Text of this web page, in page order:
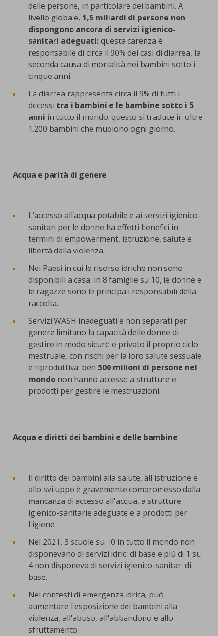
delle persone, in particolare dei bambini. A
livello globale, 1,5 miliardi di persone non
dispongono ancora di servizi igienico-
sanitari adeguati:questa carenza è
responsabile di circa il 90% dei casi di diarrea, la
seconda causa di mortalità nei bambini sotto i
cinque anni.
La diarrea rappresenta circa il 9% di tutti i
decessi tra i bambini e le bambine sotto i 5
anni in tutto il mondo: questo si traduce in oltre
1.200 bambini che muoiono ogni giorno.
Acqua e parità di genere
L’accesso all’acqua potabile e ai servizi igienico-
sanitari per le donne ha effetti benefici in
termini di empowerment, istruzione, salute e
libertà dalla violenza.
Nei Paesi in cui le risorse idriche non sono
disponibili a casa, in 8 famiglie su 10, le donne e
le ragazze sono le principali responsabili della
raccolta.
Servizi WASH inadeguati e non separati per
genere limitano la capacità delle donne di
gestire in modo sicuro e privato il proprio ciclo
mestruale, con rischi per la loro salute sessuale
e riproduttiva: ben 500 milioni di persone nel
mondo non hanno accesso a strutture e
prodotti per gestire le mestruazioni.
Acqua e diritti dei bambini e delle bambine
Il diritto dei bambini alla salute, all'istruzione e
allo sviluppo è gravemente compromesso dalla
mancanza di accesso all'acqua, a strutture
igienico-sanitarie adeguate e a prodotti per
l'igiene.
Nel 2021, 3 scuole su 10 in tutto il mondo non
disponevano di servizi idrici di base e più di 1 su
4 non disponeva di servizi igienico-sanitari di
base.
Nei contesti di emergenza idrica, può
aumentare l'esposizione dei bambini alla
violenza, all'abuso, all'abbandono e allo
sfruttamento.